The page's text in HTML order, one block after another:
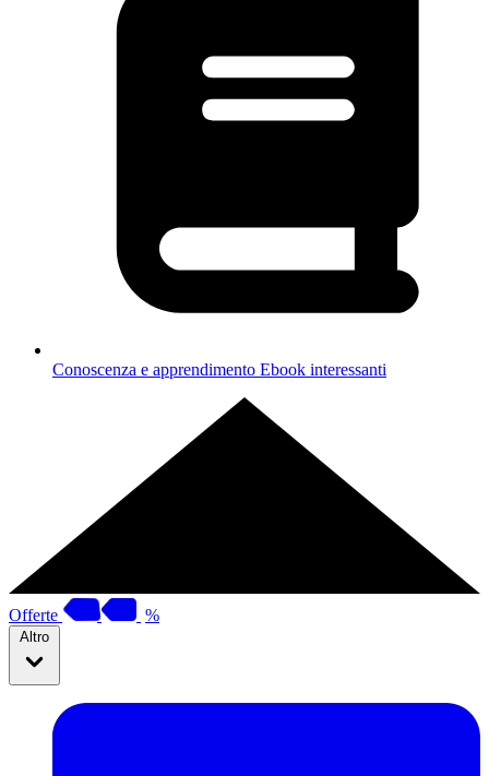
Conoscenza e apprendimento Ebook interessanti
Offerte %
Altro